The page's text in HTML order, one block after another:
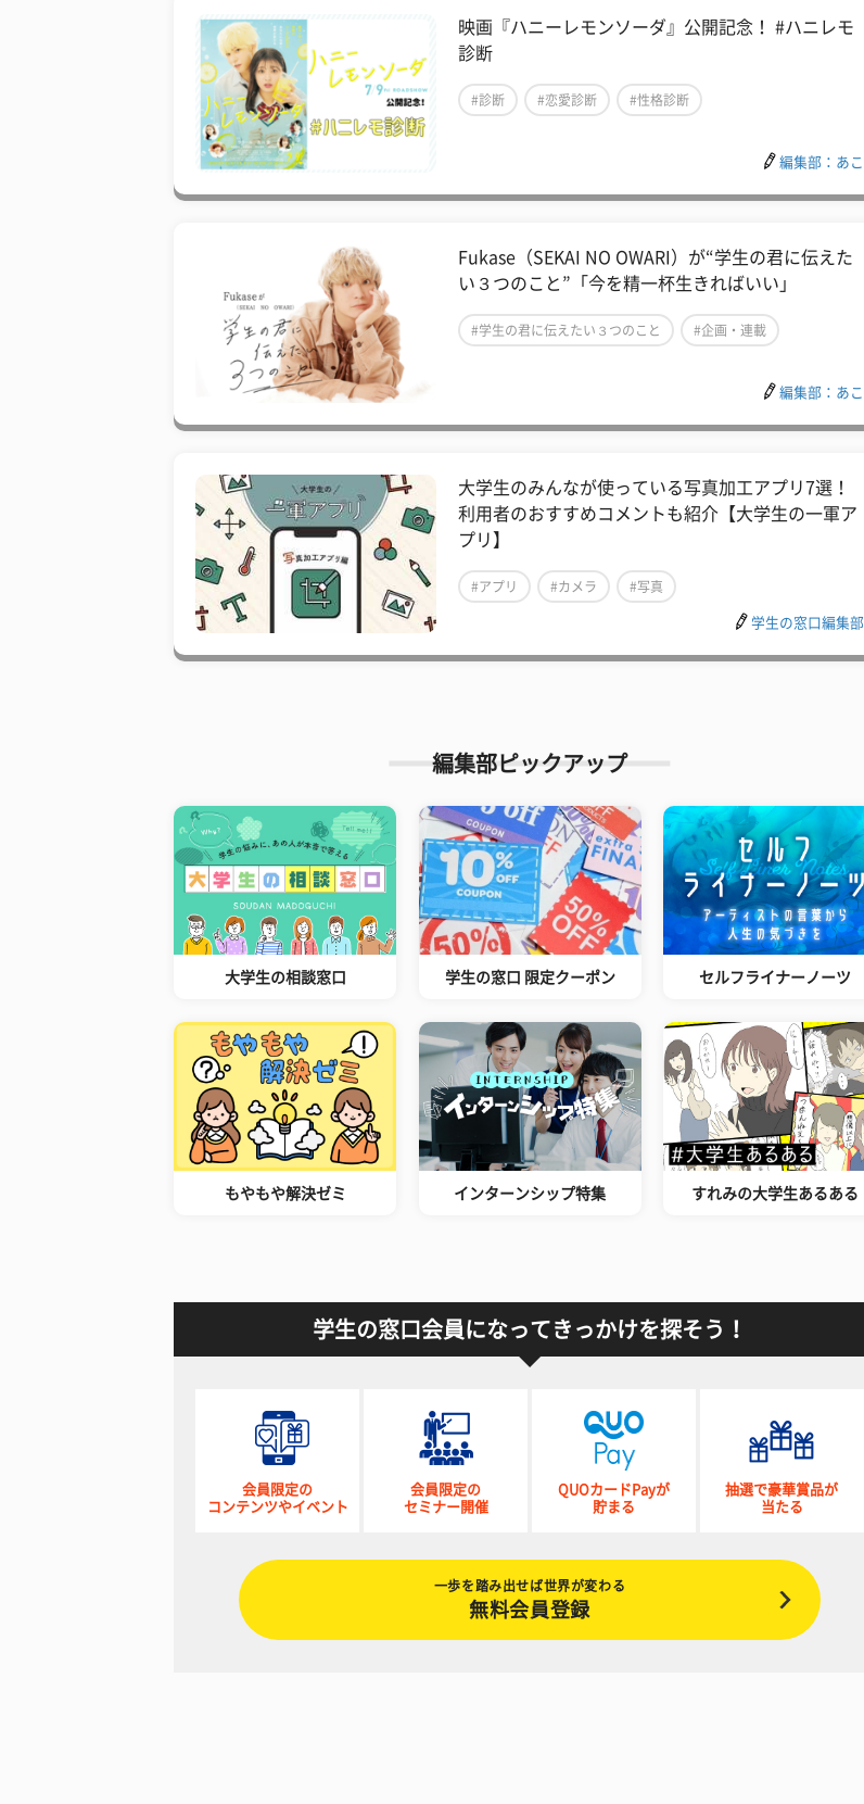
映画『ハニーレモンソーダ』公開記念！ #ハニレモ
診断
#診断 #恋愛診断 #性格診断
編集部：あこ
Fukase（SEKAI NO OWARI）が“学生の君に伝えた
い３つのこと”「今を精一杯生きればいい」
#学生の君に伝えたい３つのこと #企画・連載
編集部：あこ
大学生のみんなが使っている写真加工アプリ7選！
利用者のおすすめコメントも紹介【大学生の一軍ア
プリ】
#アプリ #カメラ #写真
学生の窓口編集部
編集部ピックアップ
大学生の相談窓口 学生の窓口 限定クーポン セルフライナーノーツ
もやもや解決ゼミ インターンシップ特集 すれみの大学生あるある
学生の窓口会員になってきっかけを探そう！
会員限定の
コンテンツやイベント
会員限定の
セミナー開催
QUOカードPayが
貯まる
抽選で豪華賞品が
当たる
一歩を踏み出せば世界が変わる
無料会員登録